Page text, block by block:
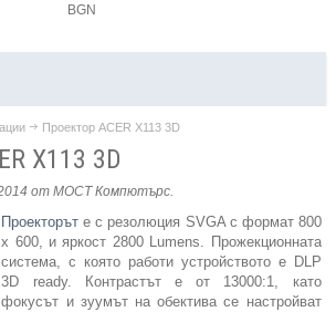
BGN
Проектор ACER X113 3D
X113 3D
от МОСТ Компютърс
Проекторъте с резолюция SVGA с формат 800
x 600, и яркост 2800 Lumens. Прожекционната
система, с която работи устройството е DLP
3D ready. Контрастът е от 13000:1, като
фокусът и зуумът на обектива се настройват